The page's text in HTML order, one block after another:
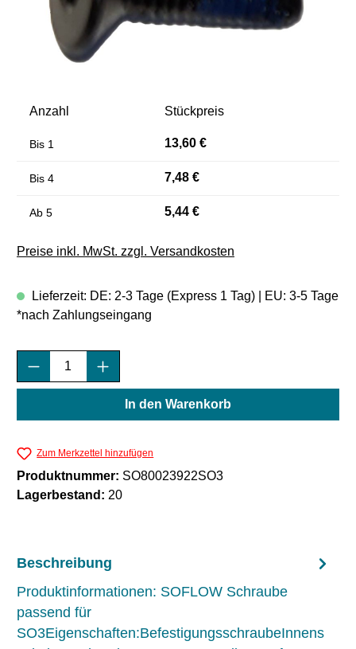
Anzahl Stückpreis
Bis 1 13,60 €
Bis 4 7,48 €
Ab 5 5,44 €
Preise inkl. MwSt. zzgl. Versandkosten
Lieferzeit: DE: 2-3 Tage (Express 1 Tag) | EU: 3-5 Tage
*nach Zahlungseingang
Produkt Anzahl: Gib den gewünschten
In den Warenkorb
Zum Merkzettel hinzufügen
Produktnummer: SO80023922SO3
Lagerbestand: 20
Beschreibung
Produktinformationen: SOFLOW Schraube
passend für
SO3Eigenschaften:BefestigungsschraubeInnens